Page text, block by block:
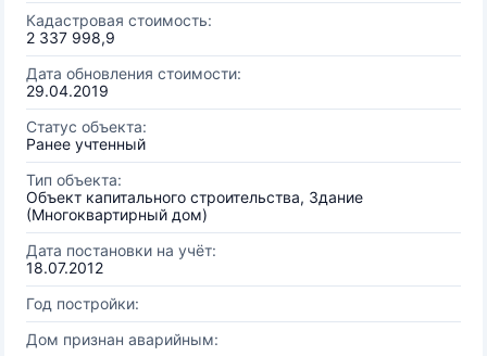
Кадастровая стоимость:
2 337 998,9
Дата обновления стоимости:
29.04.2019
Статус объекта:
Ранее учтенный
Тип объекта:
Объект капитального строительства, Здание
(Многоквартирный дом)
Дата постановки на учёт:
18.07.2012
Год постройки:
Дом признан аварийным: